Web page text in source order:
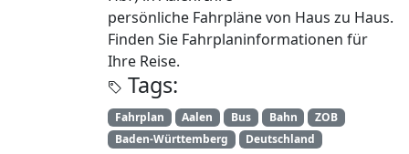
persönliche Fahrpläne von Haus zu Haus.
Finden Sie Fahrplaninformationen für
Ihre Reise.
Tags:
Fahrplan Aalen Bus Bahn
ZOB
Baden-Württemberg
Deutschland